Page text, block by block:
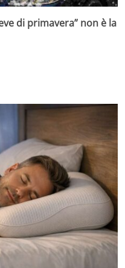
di primavera” non è la